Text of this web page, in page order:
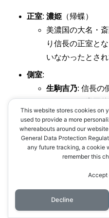
正室: 濃姫 （帰蝶）
美濃国の大名・
り信長の正室と
いなかったとされ
側室:
生駒吉乃: 信長の
た。
坂氏: 次男の織田
す。
: 長男
ていましたが、
This website stores cookies on
used to provide a more
whereabouts around our
General Data Protection
any future tracking, a cookie
remember this
Accept
Decline